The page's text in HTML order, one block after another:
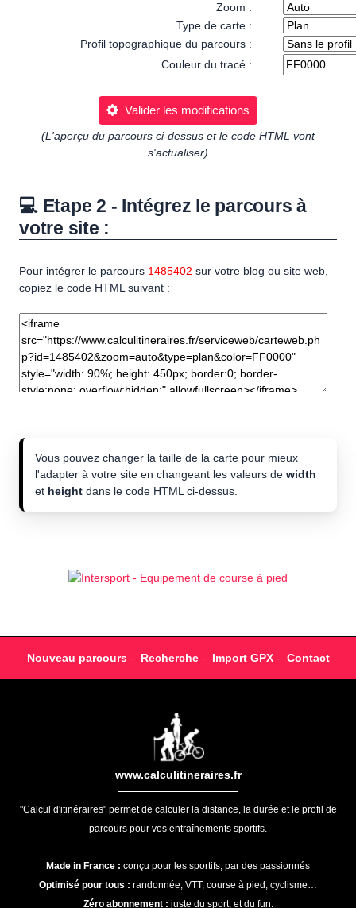
Zoom :
Type de carte :
Profil topographique du parcours :
Couleur du tracé :
Valider les modifications
(L'aperçu du parcours ci-dessus et le code HTML vont
s'actualiser)
💻 Etape 2 - Intégrez le parcours à
votre site :
Pour intégrer le parcours 1485402 sur votre blog ou site web,
copiez le code HTML suivant :
Vous pouvez changer la taille de la carte pour mieux
l'adapter à votre site en changeant les valeurs de width
et height dans le code HTML ci-dessus.
Nouveau parcours- Recherche- Import GPX- Contact
www.calculitineraires.fr
"Calcul d'itinéraires" permet de calculer la distance, la durée et le profil de
parcours pour vos entraînements sportifs.
Made in France : conçu pour les sportifs, par des passionnés
Optimisé pour tous : randonnée, VTT, course à pied, cyclisme…
Zéro abonnement : juste du sport, et du fun.